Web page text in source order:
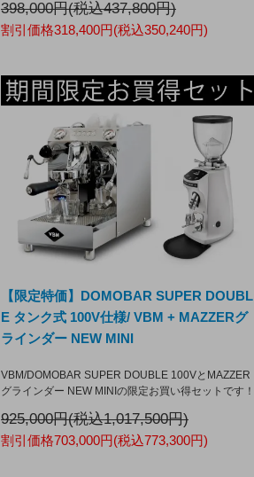
398,000円(税込437,800円)
割引価格318,400円(税込350,240円)
【限定特価】DOMOBAR SUPER DOUBL
E タンク式 100V仕様/ VBM + MAZZERグ
ラインダー NEW MINI
VBM/DOMOBAR SUPER DOUBLE 100VとMAZZER
グラインダー NEW MINIの限定お買い得セットです！
925,000円(税込1,017,500円)
割引価格703,000円(税込773,300円)